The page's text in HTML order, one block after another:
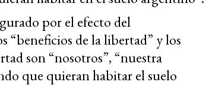
por el efecto del
“beneficios de la libertad” y los
son “nosotros”, “nuestra
que quieran habitar el suelo